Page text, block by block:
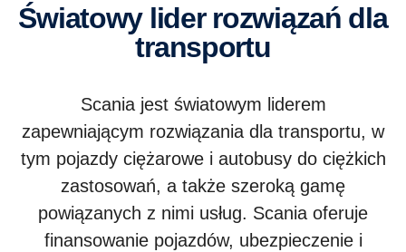
Światowy lider rozwiązań dla
transportu
Scania jest światowym liderem
zapewniającym rozwiązania dla transportu, w
tym pojazdy ciężarowe i autobusy do ciężkich
zastosowań, a także szeroką gamę
powiązanych z nimi usług. Scania oferuje
finansowanie pojazdów, ubezpieczenie i